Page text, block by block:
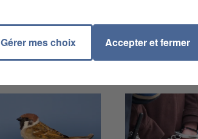
Gérer mes choix Accepter et fermer